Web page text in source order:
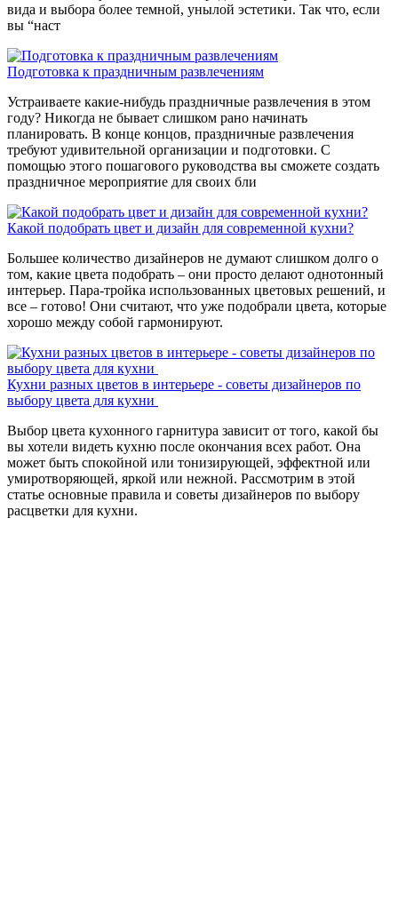
вида и выбора более темной, унылой эстетики. Так что, если
вы “наст
Подготовка к праздничным развлечениям
Устраиваете какие-нибудь праздничные развлечения в этом
году? Никогда не бывает слишком рано начинать
планировать. В конце концов, праздничные развлечения
требуют удивительной организации и подготовки. С
помощью этого пошагового руководства вы сможете создать
праздничное мероприятие для своих бли
Какой подобрать цвет и дизайн для современной кухни?
Большее количество дизайнеров не думают слишком долго о
том, какие цвета подобрать – они просто делают однотонный
интерьер. Пара-тройка использованных цветовых решений, и
все – готово! Они считают, что уже подобрали цвета, которые
хорошо между собой гармонируют.
Кухни разных цветов в интерьере - советы дизайнеров по
выбору цвета для кухни
Выбор цвета кухонного гарнитура зависит от того, какой бы
вы хотели видеть кухню после окончания всех работ. Она
может быть спокойной или тонизирующей, эффектной или
умиротворяющей, яркой или нежной. Рассмотрим в этой
статье основные правила и советы дизайнеров по выбору
расцветки для кухни.